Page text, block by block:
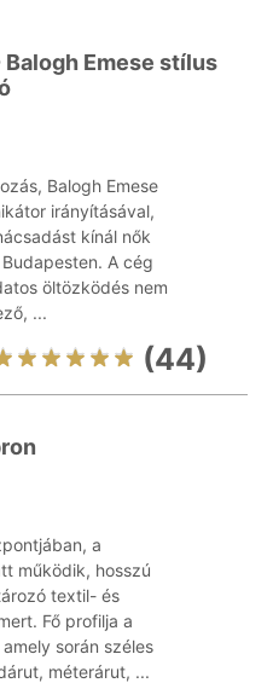
Emese stílus
Balogh Emese
irányításával,
kínál nők
A cég
öltözködés nem
...
(44)
a
működik, hosszú
textil- és
Fő profilja a
során széles
méterárut, ...